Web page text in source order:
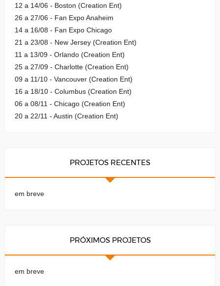
12 a 14/06 - Boston (Creation Ent)
26 a 27/06 - Fan Expo Anaheim
14 a 16/08 - Fan Expo Chicago
21 a 23/08 - New Jersey (Creation Ent)
11 a 13/09 - Orlando (Creation Ent)
25 a 27/09 - Charlotte (Creation Ent)
09 a 11/10 - Vancouver (Creation Ent)
16 a 18/10 - Columbus (Creation Ent)
06 a 08/11 - Chicago (Creation Ent)
20 a 22/11 - Austin (Creation Ent)
PROJETOS RECENTES
em breve
PRÓXIMOS PROJETOS
em breve